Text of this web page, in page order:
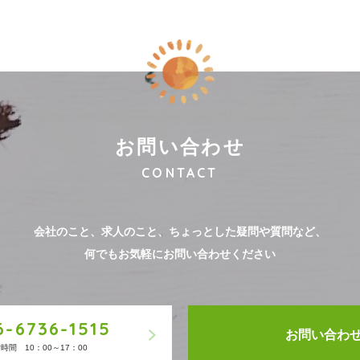
お問い合わせ
CONTACT
会社のこと、求人のこと、 ちょっとした疑問や質問など、
何でもお気軽にお問い合わせください
6736-1515
時間 10：00～17：00
お問い合わ